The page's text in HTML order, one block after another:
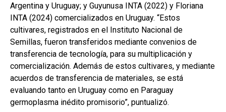
Argentina y Uruguay; y Guyunusa INTA (2022) y Floriana
INTA (2024) comercializados en Uruguay. “Estos
cultivares, registrados en el Instituto Nacional de
Semillas, fueron transferidos mediante convenios de
transferencia de tecnología, para su multiplicación y
comercialización. Además de estos cultivares, y mediante
acuerdos de transferencia de materiales, se está
evaluando tanto en Uruguay como en Paraguay
germoplasma inédito promisorio”, puntualizó.